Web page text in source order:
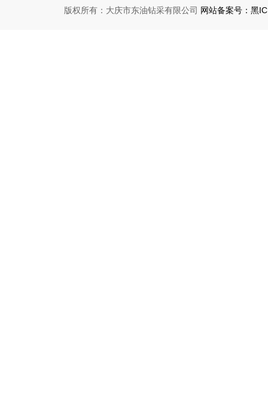
版权所有：大庆市东油钻采有限公司 网站备案号：黑